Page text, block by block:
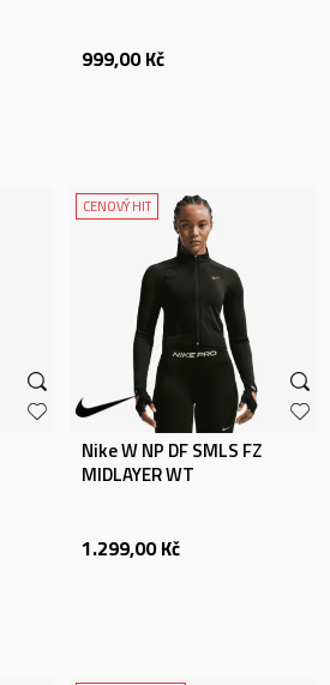
999,00 Kč
CENOVÝ HIT
Nike W NP DF SMLS FZ
MIDLAYER WT
1.299,00 Kč